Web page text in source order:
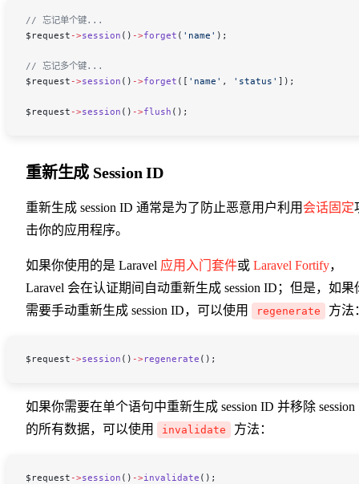
// 忘记单个键...
$request ->session () ->forget ( 'name' );
// 忘记多个键...
$request ->session () ->forget ([ 'name' , 'status' ]);
$request ->session () ->flush ();
重新生成 Session ID
重新生成 session ID 通常是为了防止恶意用户利用 会话固定
击你的应用程序。
如果你使用的是 Laravel 应用入门套件或 Laravel Fortify，
Laravel 会在认证期间自动重新生成 session ID；但是，如果
需要手动重新生成 session ID，可以使用
regenerate 方法
$request ->session () ->regenerate ();
如果你需要在单个语句中重新生成 session ID 并移除 session
的所有数据，可以使用
invalidate 方法：
$request ->session () ->invalidate ();